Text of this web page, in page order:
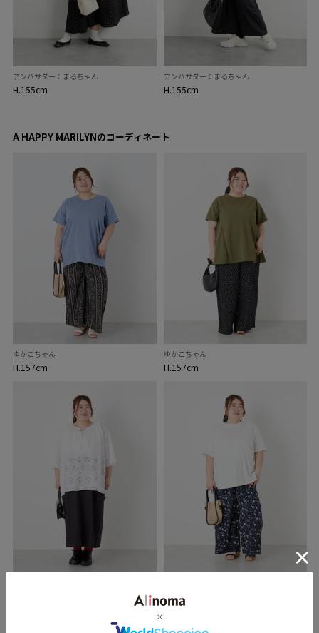
アンバサダー：まるちゃん
H.155cm
アンバサダー：まるちゃん
H.155cm
A HAPPY MARILYNのコーディネート
ゆかこちゃん
H.157cm
ゆかこちゃん
H.157cm
H.157cm